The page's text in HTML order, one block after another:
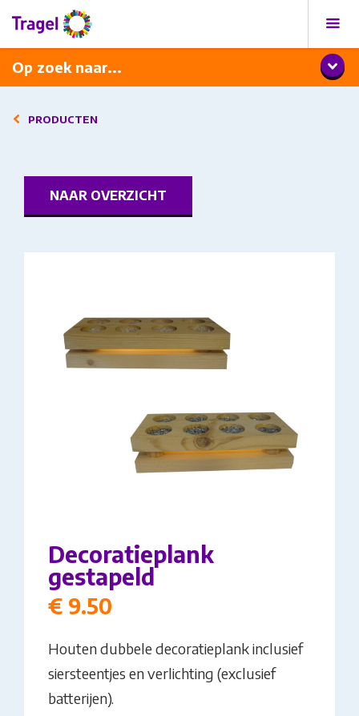
Op zoek naar...
Programma
Diner met wijnarrangement
PRODUCTEN
NAAR OVERZICHT
Decoratieplank
gestapeld
€ 9.50
Houten dubbele decoratieplank inclusief
siersteentjes en verlichting (exclusief
batterijen).